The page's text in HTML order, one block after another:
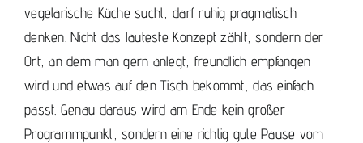
vegetarische Küche sucht, darf ruhig pragmatisch
denken. Nicht das lauteste Konzept zählt, sondern der
Ort, an dem man gern anlegt, freundlich empfangen
wird und etwas auf den Tisch bekommt, das einfach
passt. Genau daraus wird am Ende kein großer
Programmpunkt, sondern eine richtig gute Pause vom